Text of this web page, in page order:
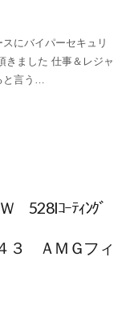
にバイパーセキュリ
きました 仕事＆レジャ
言う…
528Iｺｰﾃｨﾝｸﾞ
３ ＡＭＧフィ